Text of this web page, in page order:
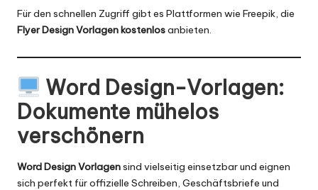
Für den schnellen Zugriff gibt es Plattformen wie Freepik, die
Flyer Design Vorlagen kostenlosanbieten.
Word Design-Vorlagen:
Dokumente mühelos
verschönern
Word Design Vorlagensind vielseitig einsetzbar und eignen
sich perfekt für offizielle Schreiben, Geschäftsbriefe und